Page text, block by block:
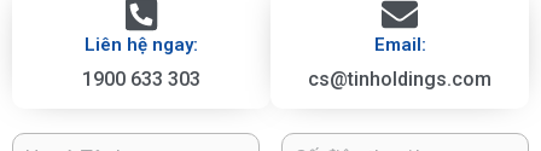
Liên hệ ngay:
1900 633 303
Email:
cs@tinholdings.com